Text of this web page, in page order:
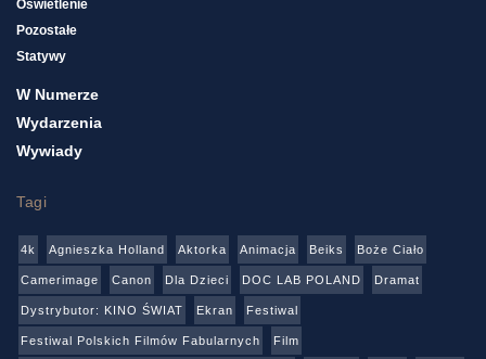
Oświetlenie
Pozostałe
Statywy
W Numerze
Wydarzenia
Wywiady
Tagi
4k Agnieszka Holland Aktorka Animacja Beiks Boże Ciało
Camerimage Canon Dla Dzieci DOC LAB POLAND Dramat
Dystrybutor: KINO ŚWIAT Ekran Festiwal
Festiwal Polskich Filmów Fabularnych Film